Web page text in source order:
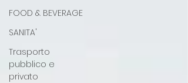
FOOD & BEVERAGE
SANITA'
Trasporto
pubblico e
privato